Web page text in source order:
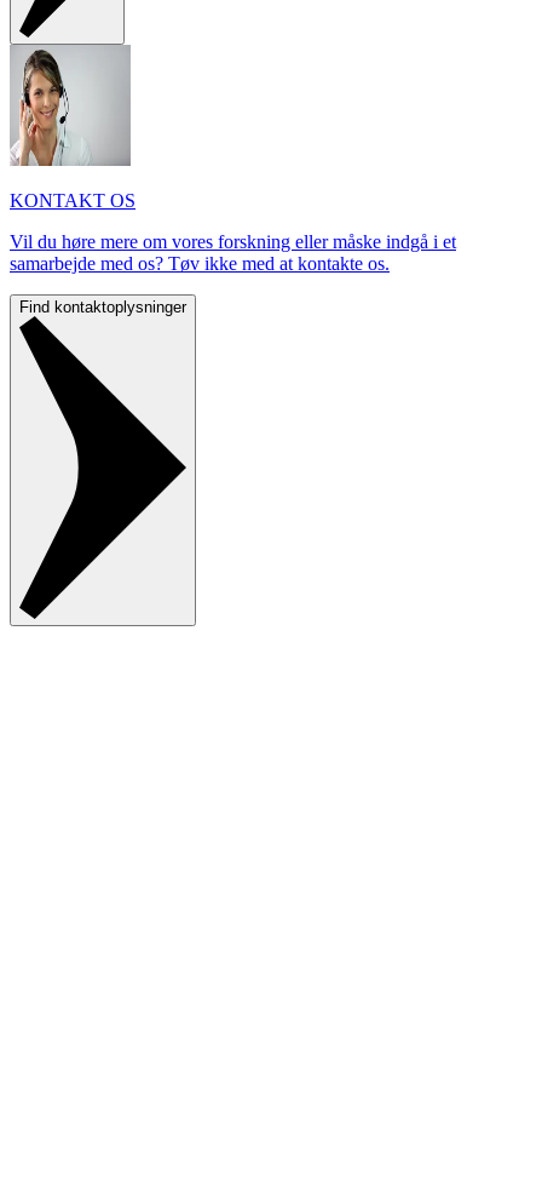
KONTAKT OS
Vil du høre mere om vores forskning eller måske indgå i et
samarbejde med os? Tøv ikke med at kontakte os.
Find kontaktoplysninger